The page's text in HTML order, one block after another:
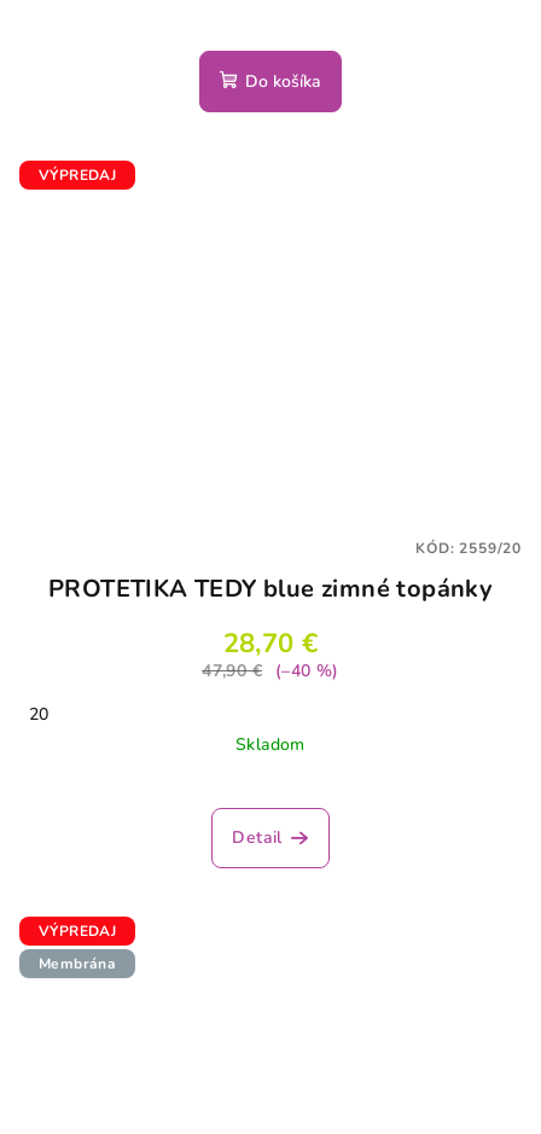
Do košíka
VÝPREDAJ
PROTETIKA TEDY blue zimné topánky
28,70 €
47,90 €
(–40 %)
20
Skladom
Detail
KÓD:2559/20
VÝPREDAJ
Membrána